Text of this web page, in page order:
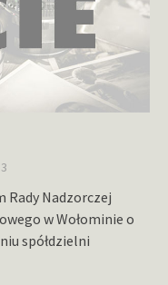
3
Rady Nadzorczej
w Wołominie o
spółdzielni